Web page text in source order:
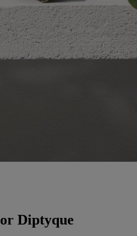
Diptyque